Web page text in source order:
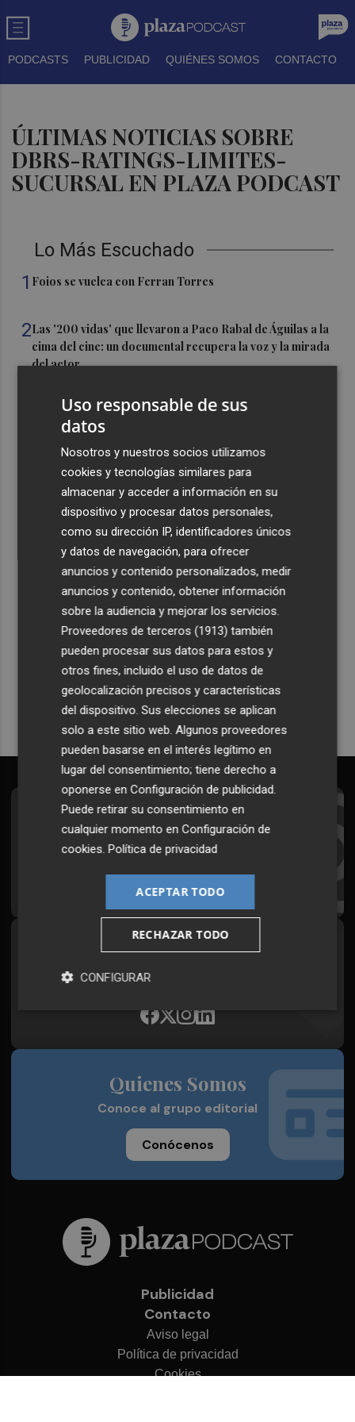
PODCASTS PUBLICIDAD QUIÉNES SOMOS CONTACTO
ÚLTIMAS NOTICIAS SOBRE
DBRS-RATINGS-LIMITES-
SUCURSAL EN PLAZA PODCAST
Lo Más Escuchado
1 Foios se vuelca con Ferran Torres
2Las '200 vidas' que llevaron a Paco Rabal de Águilas a la
cima del cine: un documental recupera la voz y la mirada
del actor
la Eredivisie
en las fiestas para la Ufece y conciertos en valenciano
El Ibex 35 sube un 2% la primera semana de agosto tras
conquistar los históricos 20.000 puntos
Recibe toda la actualidad de
Plaza Podcast en tu correo
Quiero suscribirme
Suscríbete al Boletín
Todos los días a primera hora en tu email
Síguenos en redes
Plaza Podcast, desde cualquier medio
Quienes Somos
Conoce al grupo editorial
Conócenos
Publicidad
Contacto
Aviso legal
Política de privacidad
Cookies
Uso responsable de sus
datos
Nosotros y nuestros socios utilizamos
cookies y tecnologías similares para
almacenar y acceder a información en su
dispositivo y procesar datos personales,
como su dirección IP, identificadores únicos
y datos de navegación, para ofrecer
anuncios y contenido personalizados, medir
anuncios y contenido, obtener información
sobre la audiencia y mejorar los servicios.
Proveedores de terceros (1913) también
pueden procesar sus datos para estos y
otros fines, incluido el uso de datos de
geolocalización precisos y características
del dispositivo. Sus elecciones se aplican
solo a este sitio web. Algunos proveedores
pueden basarse en el interés legítimo en
lugar del consentimiento; tiene derecho a
oponerse enConfiguración de publicidad.
Puede retirar su consentimiento en
cualquier momento enConfiguración de
cookies.Política de privacidad
ACEPTAR TODO
RECHAZAR TODO
CONFIGURAR